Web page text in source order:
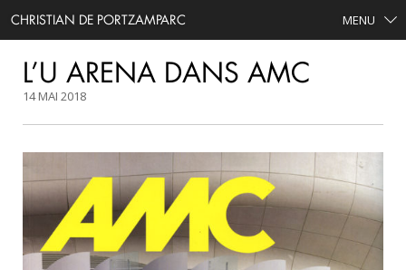
CHRISTIAN DE PORTZAMPARC MENU
L’U ARENA DANS AMC
14 MAI 2018